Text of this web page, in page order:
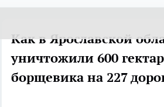
Как в Ярославской
уничтожили 600
борщевика на 227